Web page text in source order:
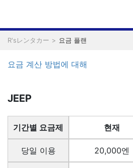
R'sレンタカー 요금 플랜
요금 계산 방법에 대해
JEEP
기간별 요금제
당일 이용
현재
20,000엔